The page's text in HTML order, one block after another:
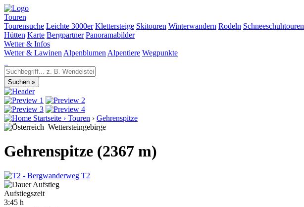
Touren
Tourensuche Leichte 3000er Klettersteige Skitouren Winterwandern Rodeln Schneeschuhtouren
Hütten Karte Bergpartner Panoramabilder
Wetter & Infos
Wetter & Lawinen Alpenblumen Alpentiere Wegpunkte
Startseite › Touren › Gehrenspitze
Wettersteingebirge
Gehrenspitze (2367 m)
T2
Aufstiegszeit
3:45 h